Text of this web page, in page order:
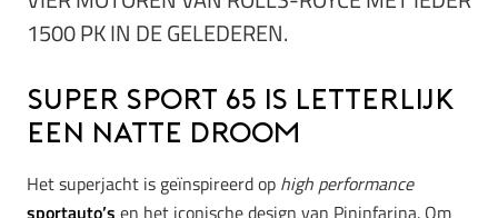
1500 PK IN DE GELEDEREN.
Super Sport 65 is letterlijk
een natte droom
Het superjacht is geïnspireerd op high performance
sportauto’s en het iconische design van Pininfarina. Om